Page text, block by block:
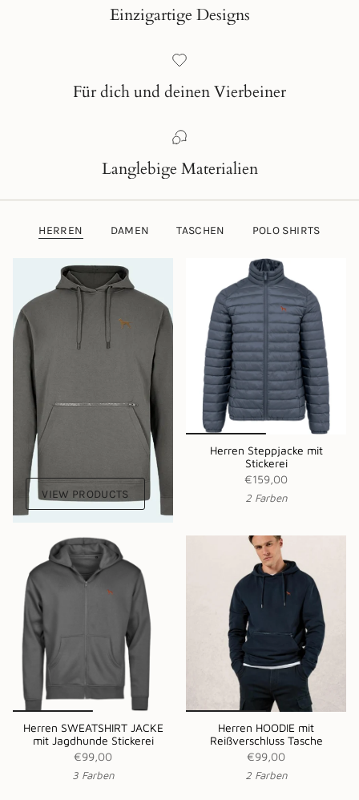
Einzigartige Designs
Für dich und deinen Vierbeiner
Langlebige Materialien
HERREN DAMEN TASCHEN POLO SHIRTS
VIEW PRODUCTS
Herren Steppjacke mit
Stickerei
€159,00
2 Farben
Herren SWEATSHIRT JACKE
mit Jagdhunde Stickerei
€99,00
3 Farben
Herren HOODIE mit
Reißverschluss Tasche
€99,00
2 Farben